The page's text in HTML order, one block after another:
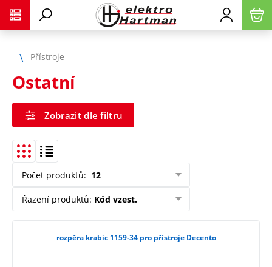
Přístroje
Ostatní
Zobrazit dle filtru
Počet produktů: 12
Řazení produktů: Kód vzest.
rozpěra krabic 1159-34 pro přístroje Decento